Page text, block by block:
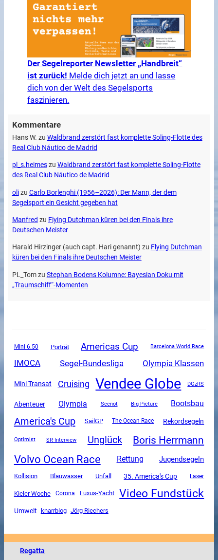
Der Segelreporter Newsletter „Handbreit“
ist zurück! Melde dich jetzt an und lasse
dich von der Welt des Segelsports
faszinieren.
Kommentare
Hans W. zu Waldbrand zerstört fast komplette Soling-Flotte des
Real Club Náutico de Madrid
pl_s.heimeszu Waldbrand zerstört fast komplette Soling-Flotte
des Real Club Náutico de Madrid
olizu Carlo Borlenghi (1956–2026): Der Mann, der dem
Segelsport ein Gesicht gegeben hat
Manfred zu Flying Dutchman küren bei den Finals ihre
Deutschen Meister
Harald Hirzinger (auch capt. Hari genannt) zu Flying Dutchman
küren bei den Finals ihre Deutschen Meister
PL_Tomzu Stephan Bodens Kolumne: Bayesian Doku mit
„Traumschiff“-Momenten
Mini 6.50 Porträt Americas Cup Barcelona World Race
IMOCA Segel-Bundesliga Olympia Klassen
Mini Transat Cruising Vendee Globe DGzRS
Abenteuer Olympia Seenot Big Picture Bootsbau
America's Cup SailGP The Ocean Race Rekordsegeln
Optimist SR-Interview Unglück Boris Herrmann
Volvo Ocean Race Rettung Jugendsegeln
Kollision Blauwasser Unfall 35. America's Cup Laser
Kieler Woche Corona Luxus-Yacht Video Fundstück
Umwelt knarrblog Jörg Riechers
Regatta